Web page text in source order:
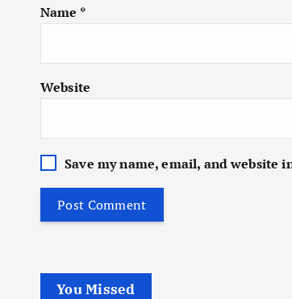
Name *
Website
Save my name, email, and
You Missed